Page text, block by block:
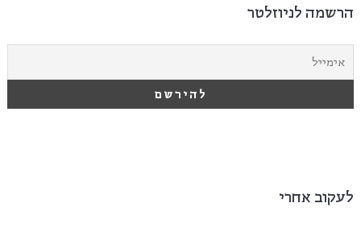
הרשמה לניוזלטר
לעקוב אחרי